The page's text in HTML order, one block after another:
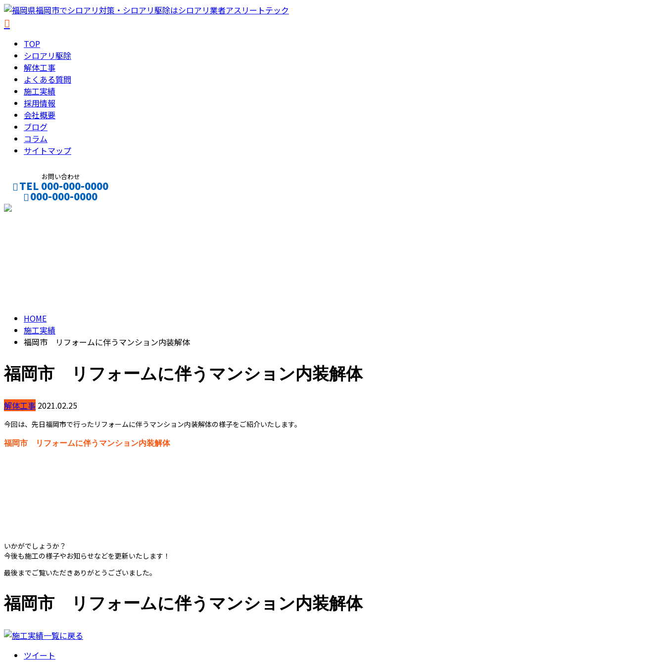
TOP
シロアリ駆除
解体工事
よくある質問
施工実績
採用情報
会社概要
ブログ
コラム
サイトマップ
お問い合わせ
TEL 000-000-0000
000-000-0000
HOME
施工実績
福岡市 リフォームに伴うマンション内装解体
福岡市 リフォームに伴うマンション内装解体
解体工事 2021.02.25
今回は、先日福岡市で行ったリフォームに伴うマンション内装解体の様子をご紹介いたします。
福岡市 リフォームに伴うマンション内装解体
いかがでしょうか？
今後も施工の様子やお知らせなどを更新いたします！
最後までご覧いただきありがとうございました。
福岡市 リフォームに伴うマンション内装解体
ツイート